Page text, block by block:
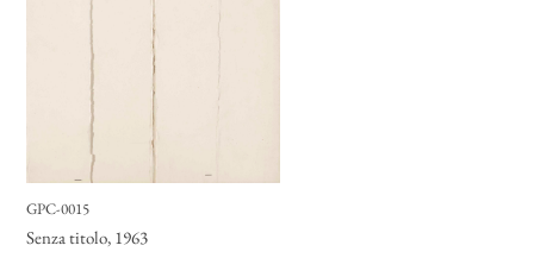
GPC-0015
Senza titolo, 1963